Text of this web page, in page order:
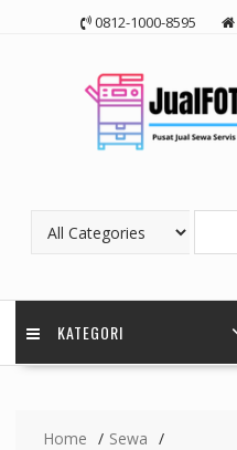
0812-1000-8595
KATEGORI
Home
Sewa